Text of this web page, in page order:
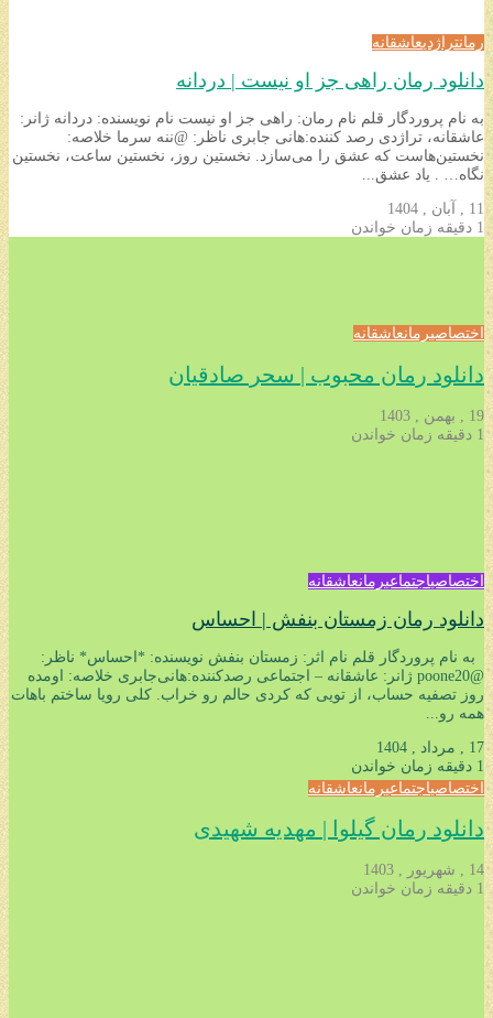
اختصاصیرمانعاشقانه
دانلود رمان محبوب | سحر صادقیان
19 , بهمن , 1403
1 دقیقه زمان خواندن
اختصاصیاجتماعیرمانعاشقانه
دانلود رمان گیلوا | مهدیه شهیدی
14 , شهریور , 1403
1 دقیقه زمان خواندن
رمانتراژدیعاشقانه
دانلود رمان راهی جز او نیست | دردانه
به نام پروردگار قلم نام رمان: راهی جز او نیست نام نویسنده: دردانه ژانر:
عاشقانه، تراژدی رصد کننده:هانی جابری ناظر: @ننه سرما خلاصه:
نخستین‌هاست که عشق را می‌سازد. نخستین روز، نخستین ساعت، نخستین
نگاه… . یاد عشق...
11 , آبان , 1404
1 دقیقه زمان خواندن
اختصاصیاجتماعیرمانعاشقانه
دانلود رمان زمستان بنفش | احساس
به نام پروردگار قلم نام اثر: زمستان بنفش نویسنده: *احساس* ناظر:
@poone20 ژانر: عاشقانه – اجتماعی رصدکننده:هانی‌جابری خلاصه: اومده
روز تصفیه حساب، از تویی که کردی حالم رو خراب. کلی رویا ساختم باهات
همه رو...
17 , مرداد , 1404
1 دقیقه زمان خواندن